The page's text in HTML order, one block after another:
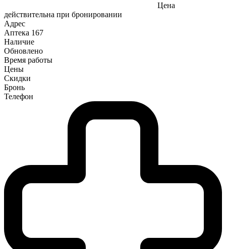
Цена
действительна при бронировании
Адрес
Аптека 167
Наличие
Обновлено
Время работы
Цены
Скидки
Бронь
Телефон